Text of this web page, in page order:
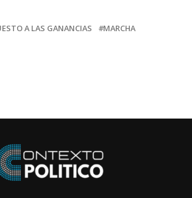
A LAS GANANCIAS
MARCHA